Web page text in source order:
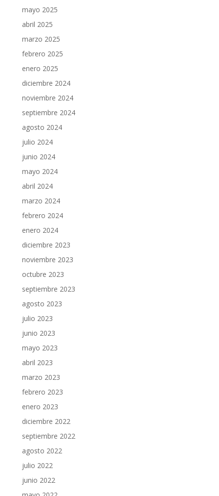
mayo 2025
abril 2025
marzo 2025
febrero 2025
enero 2025
diciembre 2024
noviembre 2024
septiembre 2024
agosto 2024
julio 2024
junio 2024
mayo 2024
abril 2024
marzo 2024
febrero 2024
enero 2024
diciembre 2023
noviembre 2023
octubre 2023
septiembre 2023
agosto 2023
julio 2023
junio 2023
mayo 2023
abril 2023
marzo 2023
febrero 2023
enero 2023
diciembre 2022
septiembre 2022
agosto 2022
julio 2022
junio 2022